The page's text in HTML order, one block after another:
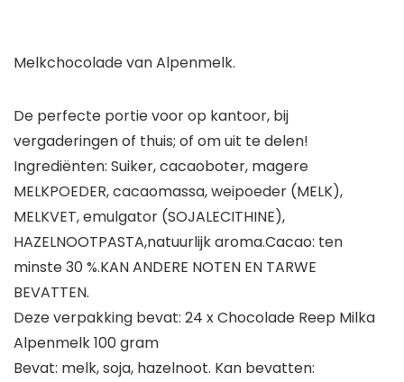
Melkchocolade van Alpenmelk.
De perfecte portie voor op kantoor, bij
vergaderingen of thuis; of om uit te delen!
Ingrediënten: Suiker, cacaoboter, magere
MELKPOEDER, cacaomassa, weipoeder (MELK),
MELKVET, emulgator (SOJALECITHINE),
HAZELNOOTPASTA,natuurlijk aroma.Cacao: ten
minste 30 %.KAN ANDERE NOTEN EN TARWE
BEVATTEN.
Deze verpakking bevat: 24 x Chocolade Reep Milka
Alpenmelk 100 gram
Bevat: melk, soja, hazelnoot. Kan bevatten: